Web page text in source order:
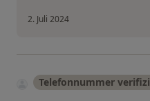
2. Juli 2024
Telefonnummer